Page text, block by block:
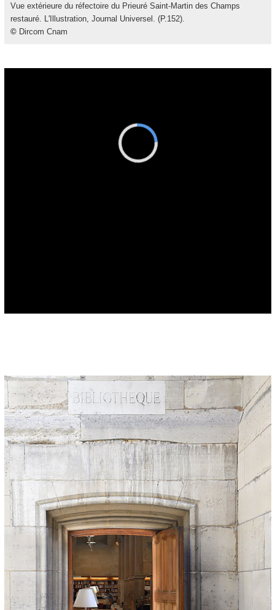
Vue extérieure du réfectoire du Prieuré Saint-Martin des Champs
restauré. L'Illustration, Journal Universel. (P.152).
©Dircom Cnam